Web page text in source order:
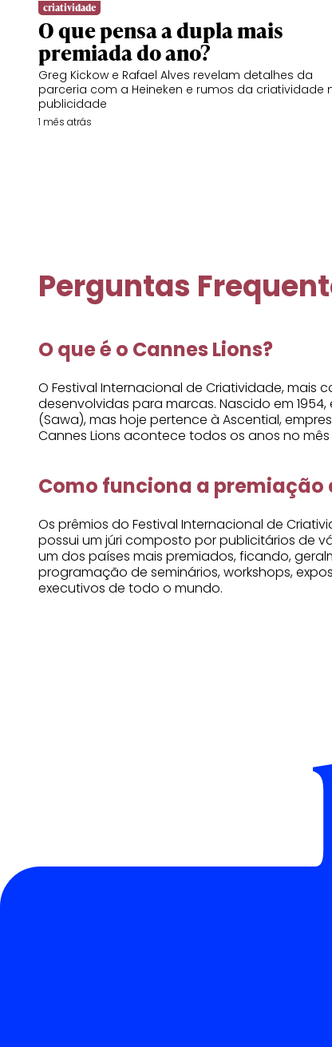
criatividade
O que pensa a dupla mais
premiada do ano?
Greg Kickow e Rafael Alves revelam detalhes da
parceria com a Heineken e rumos da criatividade
publicidade
1 mês atrás
Perguntas
O que é o Cannes Lions?
O Festival Internacional de Criatividade,
desenvolvidas para marcas. Nascido em
(Sawa), mas hoje pertence à Ascential,
Cannes Lions acontece todos os anos no
Como funciona a premiação
Os prêmios do Festival Internacional de
possui um júri composto por publicitários de
um dos países mais premiados, ficando,
programação de seminários, workshops,
executivos de todo o mundo.